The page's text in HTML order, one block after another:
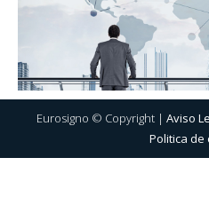
Eurosigno © Copyright | Aviso
Politica de